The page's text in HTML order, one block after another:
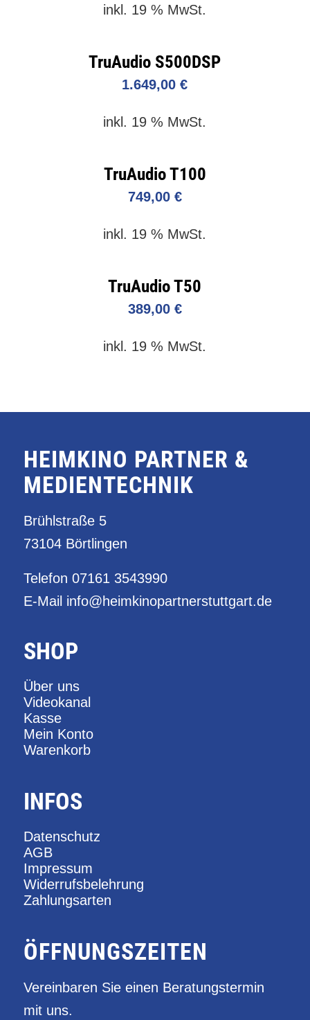
inkl. 19 % MwSt.
TruAudio S500DSP
1.649,00€
inkl. 19 % MwSt.
TruAudio T100
749,00 €
inkl. 19 % MwSt.
TruAudio T50
389,00 €
inkl. 19 % MwSt.
HEIMKINO PARTNER &
MEDIENTECHNIK
Brühlstraße 5
73104 Börtlingen
Telefon 07161 3543990
E-Mail info@heimkinopartnerstuttgart.de
SHOP
Über uns
Videokanal
Kasse
Mein Konto
Warenkorb
INFOS
Datenschutz
AGB
Impressum
Widerrufsbelehrung
Zahlungsarten
ÖFFNUNGSZEITEN
Vereinbaren Sie einen Beratungstermin
mit uns.